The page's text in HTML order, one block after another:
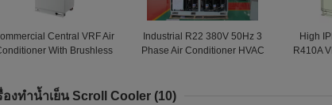
Central VRF Air
With Brushless
Industrial R22 380V 50Hz 3
Phase Air Conditioner HVAC
High
R410A
องทำน้ำเย็น Scroll Cooler (10)